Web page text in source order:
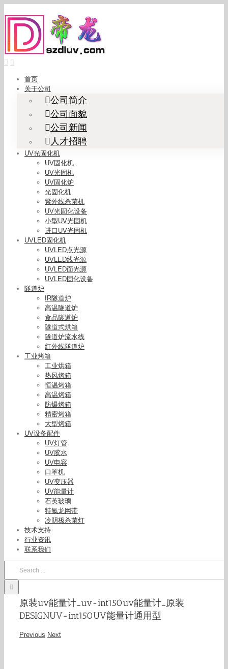
to
content
首页
关于公司
公司简介
公司面貌
公司新闻
人才招聘
UV光固化机
UV固化机
UV光固机
UV固化炉
光固化机
紫外线杀菌机
UV光固化设备
小型UV光固机
进口UV光固机
UVLED固化机
UVLED点光源
UVLED线光源
UVLED面光源
UVLED固化设备
隧道炉
IR隧道炉
高温隧道炉
食品隧道炉
隧道式烘箱
隧道炉流水线
红外线隧道炉
工业烤箱
工业烘箱
热风烤箱
恒温烤箱
高温烤箱
防爆烤箱
精密烤箱
大型烤箱
UV设备配件
UV灯管
UV胶水
UV电容
口罩机
UV变压器
UV能量计
石英玻璃
特氟龙网带
冷阴极杀菌灯
技术支持
行业资讯
联系我们
原装uv能量计_uv-int150uv能量计_原装
DESIGNUV-int150UV能量计通用型
Previous Next